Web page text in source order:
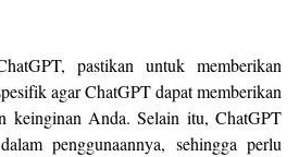
pastikan untuk memberikan
agar ChatGPT dapat memberikan
keinginan Anda. Selain itu, ChatGPT
penggunaannya, sehingga perlu